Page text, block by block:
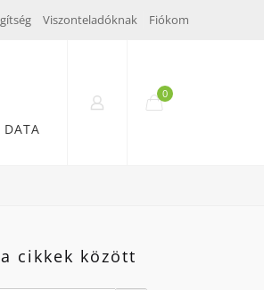
Viszonteladóknak Fiókom
DATA
0
cikkek között